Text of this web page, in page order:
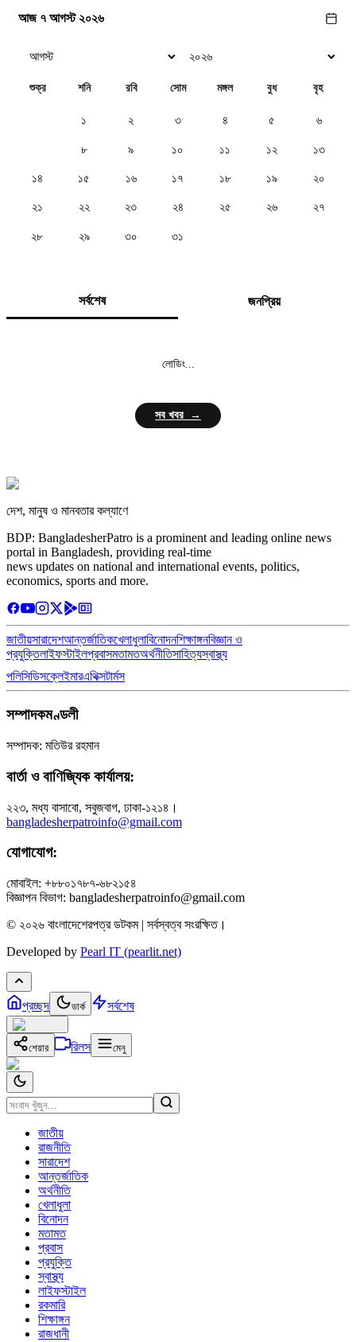
আজ ৭ আগস্ট ২০২৬
শুক্র শনি রবি সোম মঙ্গল বুধ বৃহ
১ ২ ৩ ৪ ৫ ৬
৮ ৯ ১০ ১১ ১২ ১৩
১৪ ১৫ ১৬ ১৭ ১৮ ১৯ ২০
২১ ২২ ২৩ ২৪ ২৫ ২৬ ২৭
২৮ ২৯ ৩০ ৩১
সর্বশেষ জনপ্রিয়
লোডিং...
সব খবর →
দেশ, মানুষ ও মানবতার কল্যাণে
BDP: BangladesherPatro is a prominent and leading online news
portal in Bangladesh, providing real-time
news updates on national and international events, politics,
economics, sports and more.
জাতীয়সারাদেশআন্তর্জাতিকখেলাধুলাবিনোদনশিক্ষাঙ্গনবিজ্ঞান ও
প্রযুক্তিলাইফস্টাইলপ্রবাসমতামতঅর্থনীতিসাহিত্যস্বাস্থ্য
পলিসিডিসক্লেইমারএথিক্সটার্মস
সম্পাদকমণ্ডলী
সম্পাদক: মতিউর রহমান
বার্তা ও বাণিজ্যিক কার্যালয়:
২২৩, মধ্য বাসাবো, সবুজবাগ, ঢাকা-১২১৪।
bangladesherpatroinfo@gmail.com
যোগাযোগ:
মোবাইল: +৮৮০১৭৮৭-৬৮২১৫৪
বিজ্ঞাপন বিভাগ: bangladesherpatroinfo@gmail.com
© ২০২৬ বাংলাদেশেরপত্র ডটকম | সর্বস্বত্ব সংরক্ষিত।
Developed by Pearl IT (pearlit.net)
প্রচ্ছদ ডার্ক সর্বশেষ
শেয়ার রিলস মেনু
জাতীয়
রাজনীতি
সারাদেশ
আন্তর্জাতিক
অর্থনীতি
খেলাধুলা
বিনোদন
মতামত
প্রবাস
প্রযুক্তি
স্বাস্থ্য
লাইফস্টাইল
রকমারি
শিক্ষাঙ্গন
রাজধানী